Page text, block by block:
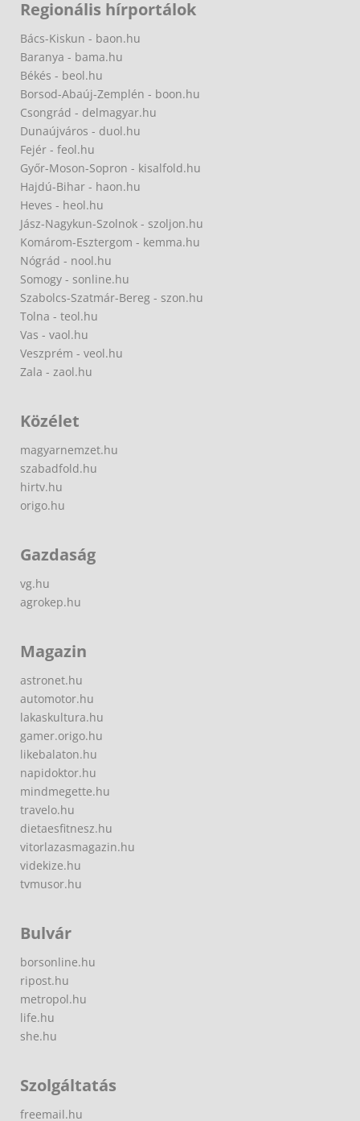
Regionális hírportálok
Bács-Kiskun - baon.hu
Baranya - bama.hu
Békés - beol.hu
Borsod-Abaúj-Zemplén - boon.hu
Csongrád - delmagyar.hu
Dunaújváros - duol.hu
Fejér - feol.hu
Győr-Moson-Sopron - kisalfold.hu
Hajdú-Bihar - haon.hu
Heves - heol.hu
Jász-Nagykun-Szolnok - szoljon.hu
Komárom-Esztergom - kemma.hu
Nógrád - nool.hu
Somogy - sonline.hu
Szabolcs-Szatmár-Bereg - szon.hu
Tolna - teol.hu
Vas - vaol.hu
Veszprém - veol.hu
Zala - zaol.hu
Közélet
magyarnemzet.hu
szabadfold.hu
hirtv.hu
origo.hu
Gazdaság
vg.hu
agrokep.hu
Magazin
astronet.hu
automotor.hu
lakaskultura.hu
gamer.origo.hu
likebalaton.hu
napidoktor.hu
mindmegette.hu
travelo.hu
dietaesfitnesz.hu
vitorlazasmagazin.hu
videkize.hu
tvmusor.hu
Bulvár
borsonline.hu
ripost.hu
metropol.hu
life.hu
she.hu
Szolgáltatás
freemail.hu